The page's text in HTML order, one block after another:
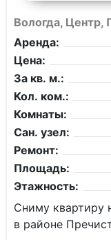
Вологда, Центр,
Аренда:
Цена:
За кв. м.:
Кол. ком.:
Комнаты:
Сан. узел:
Ремонт:
Площадь:
Этажность:
Сниму квартиру
в районе